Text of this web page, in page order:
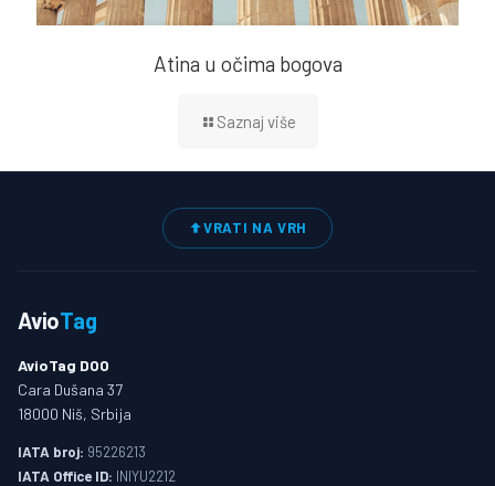
Atina u očima bogova
Saznaj više
VRATI NA VRH
AvioTag
AvioTag DOO
Cara Dušana 37
18000 Niš, Srbija
IATA broj: 95226213
IATA Office ID: INIYU2212